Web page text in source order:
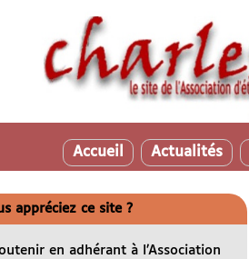
Accueil Actualités
appréciez ce site ?
en adhérant à l’Association